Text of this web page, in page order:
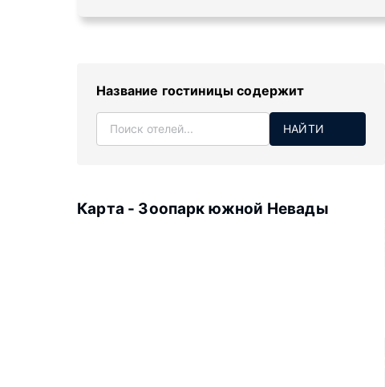
Название гостиницы содержит
НАЙТИ
Карта - Зоопарк южной Невады